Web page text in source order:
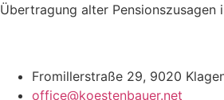
Übertragung alter Pensionszusagen
Fromillerstraße 29, 9020
office@koestenbauer.net